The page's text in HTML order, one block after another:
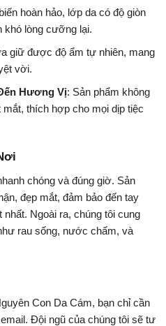
hoàn hảo, lớp da có độ giòn
khó lòng cưỡng lại.
giữ được độ ẩm tự nhiên, mang
vời.
Hương Vị: Sản phẩm không
thích hợp cho mọi dịp tiệc
chóng và đúng giờ. Sản
đẹp mắt, đảm bảo đến tay
Ngoài ra, chúng tôi cung
rau sống, nước chấm, và
Con Da Cám, bạn chỉ cần
Đội ngũ của chúng tôi sẽ tư